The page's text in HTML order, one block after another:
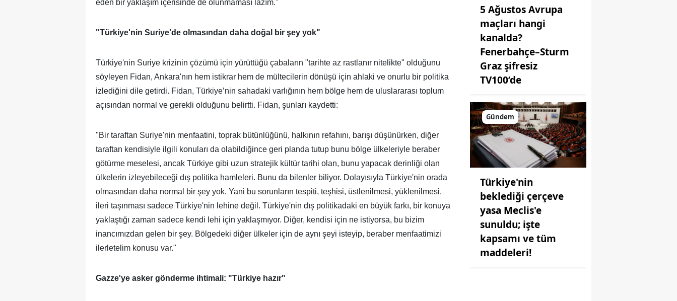
eden bir yaklaşım içerisinde de olunmaması lazım."
"Türkiye'nin Suriye'de olmasından daha doğal bir şey yok"
Türkiye'nin Suriye krizinin çözümü için yürüttüğü çabaların "tarihte az rastlanır nitelikte" olduğunu
söyleyen Fidan, Ankara'nın hem istikrar hem de mültecilerin dönüşü için ahlaki ve onurlu bir politika
izlediğini dile getirdi. Fidan, Türkiye’nin sahadaki varlığının hem bölge hem de uluslararası toplum
açısından normal ve gerekli olduğunu belirtti. Fidan, şunları kaydetti:
"Bir taraftan Suriye'nin menfaatini, toprak bütünlüğünü, halkının refahını, barışı düşünürken, diğer
taraftan kendisiyle ilgili konuları da olabildiğince geri planda tutup bunu bölge ülkeleriyle beraber
götürme meselesi, ancak Türkiye gibi uzun stratejik kültür tarihi olan, bunu yapacak derinliği olan
ülkelerin izleyebileceği dış politika hamleleri. Bunu da bilenler biliyor. Dolayısıyla Türkiye'nin orada
olmasından daha normal bir şey yok. Yani bu sorunların tespiti, teşhisi, üstlenilmesi, yüklenilmesi,
ileri taşınması sadece Türkiye'nin lehine değil. Türkiye'nin dış politikadaki en büyük farkı, bir konuya
yaklaştığı zaman sadece kendi lehi için yaklaşmıyor. Diğer, kendisi için ne istiyorsa, bu bizim
inancımızdan gelen bir şey. Bölgedeki diğer ülkeler için de aynı şeyi isteyip, beraber menfaatimizi
ilerletelim konusu var."
Gazze'ye asker gönderme ihtimali: "Türkiye hazır"
5 Ağustos Avrupa
maçları hangi
kanalda?
Fenerbahçe–Sturm
Graz şifresiz
TV100’de
Gündem
Türkiye'nin
beklediği çerçeve
yasa Meclis'e
sunuldu; işte
kapsamı ve tüm
maddeleri!